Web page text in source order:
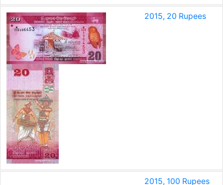
2015, 20 Rupees
2015, 100 Rupees